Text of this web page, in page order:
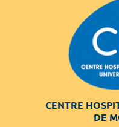
CENTRE
DE